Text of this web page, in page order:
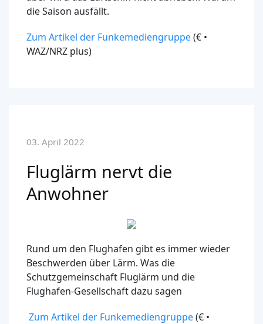
die Saison ausfällt.
Zum Artikel der Funkemediengruppe(€ •
WAZ/NRZ plus)
03. April 2022
Fluglärm nervt die
Anwohner
Rund um den Flughafen gibt es immer wieder
Beschwerden über Lärm. Was die
Schutzgemeinschaft Fluglärm und die
Flughafen-Gesellschaft dazu sagen
Zum Artikel der Funkemediengruppe(€ •